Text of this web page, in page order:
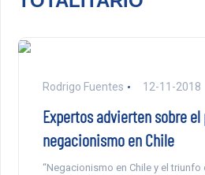
Rodrigo Fuentes 12-11-2018
Expertos advierten sobre
negacionismo en Chile
“Negacionismo en Chile y el triunfo